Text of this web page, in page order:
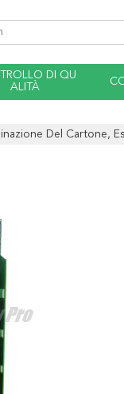
DI QU
ALITÀ
Del Cartone,